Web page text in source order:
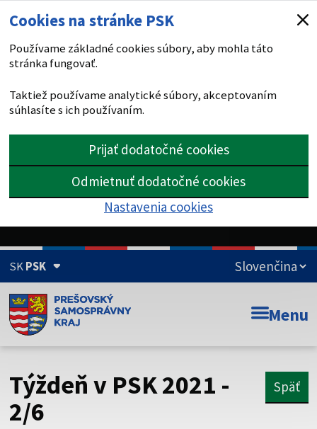
Cookies na stránke PSK
Používame základné cookies súbory, aby mohla táto
stránka fungovať.
Taktiež používame analytické súbory, akceptovaním
súhlasíte s ich používaním.
Prijať dodatočné cookies
Odmietnuť dodatočné cookies
Nastavenia cookies
SKPSK
Doména psk.sk je oficiálna
Toto je oficiálna webová stránka Prešovského
psk.sk.
Táto stránka je zabezpečená
Menu
Týždeň v PSK 2021 -
2/6
Späť